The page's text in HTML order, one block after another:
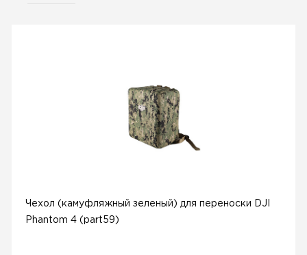
Чехол (камуфляжный зеленый) для переноски DJI
Phantom 4 (part59)